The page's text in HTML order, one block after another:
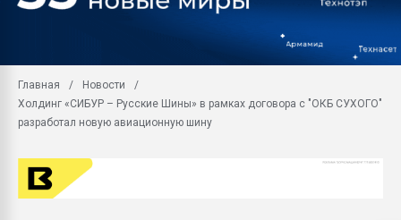
заводу пластмасс"
Главная
Новости
Холдинг «СИБУР – Русские Шины» в рамках договора с "ОКБ СУХОГО"
разработал новую авиационную шину